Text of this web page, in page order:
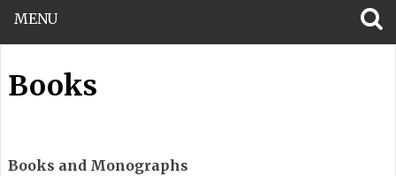
MENU
Books
Books and Monographs